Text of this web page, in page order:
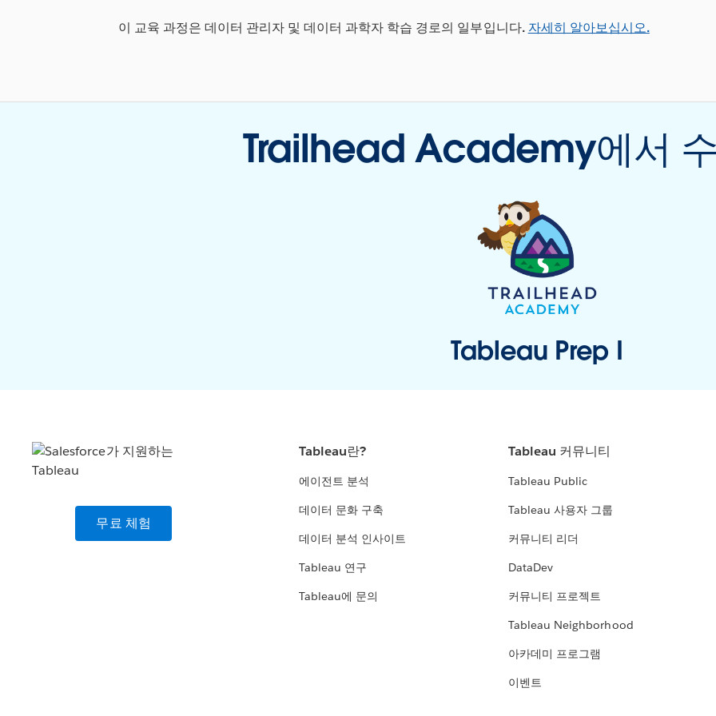
이 교육 과정은 데이터 관리자 및 데이터 과학자 학습 경로의 일부입니다. 자세히 알아보십시오.
Trailhead Academy에서
Tableau Prep I
무료 체험
Tableau란?
에이전트 분석
데이터 문화 구축
데이터 분석 인사이트
Tableau 연구
Tableau에 문의
Tableau 커뮤니티
Tableau Public
Tableau 사용자 그룹
커뮤니티 리더
DataDev
커뮤니티 프로젝트
Tableau Neighborhood
아카데미 프로그램
이벤트